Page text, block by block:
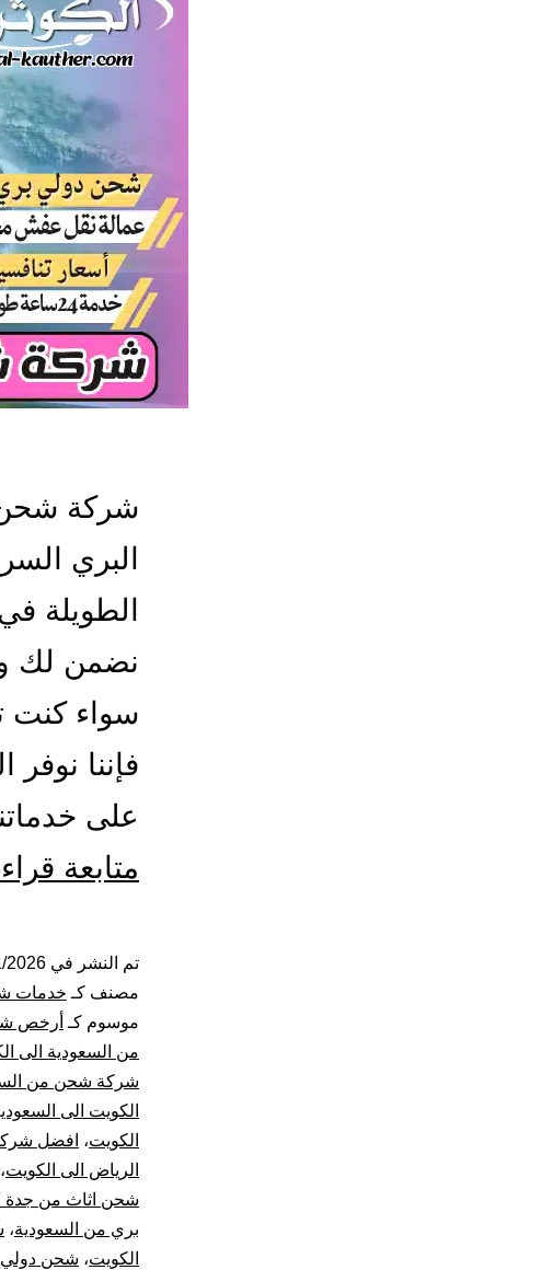
شركة شحن
البري
الطويلة
نضمن لك
سواء كنت
فإننا نوفر
على
متابعة
تم النشر في 2026
مصنف كـ خدمات
موسوم كـ أرخص
من السعودية الى
شركة شحن من
الكويت الى
الكويت، افضل
الرياض الى الكويت،
شحن اثاث من جدة
بري من السعودية،
الكويت، شحن دولي